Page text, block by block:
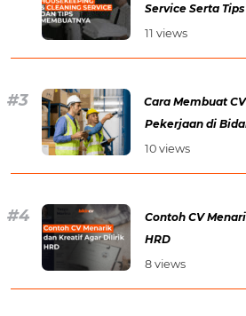
Service Serta
11 views
Cara Membuat
Pekerjaan di
10 views
Contoh CV
HRD
8 views